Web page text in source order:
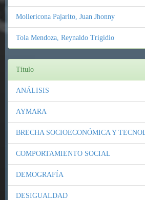
Mollericona Pajarito, Juan Jhonny
Tola Mendoza, Reynaldo Trigidio
Título
ANÁLISIS
AYMARA
BRECHA SOCIOECONÓMICA Y
COMPORTAMIENTO SOCIAL
DEMOGRAFÍA
DESIGUALDAD